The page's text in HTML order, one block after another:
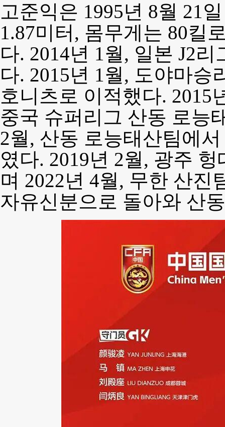
고준익은 1995년 8월 21
1.87미터, 몸무게는 80킬
다. 2014년 1월, 일본 J2
다. 2015년 1월, 도야마승
호니츠로 이적했다. 2015
중국 슈퍼리그 산동 로능
2월, 산동 로능태산팀에
였다. 2019년 2월, 광주
며 2022년 4월, 무한 산진
자유신분으로 돌아와 산